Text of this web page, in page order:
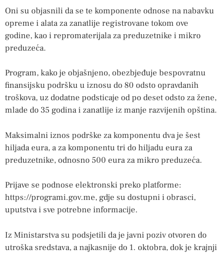
Oni su objasnili da se te komponente odnose na nabavku
opreme i alata za zanatlije registrovane tokom ove
godine, kao i repromaterijala za preduzetnike i mikro
preduzeća.
Program, kako je objašnjeno, obezbjeđuje bespovratnu
finansijsku podršku u iznosu do 80 odsto opravdanih
troškova, uz dodatne podsticaje od po deset odsto za žene,
mlade do 35 godina i zanatlije iz manje razvijenih opština.
Maksimalni iznos podrške za komponentu dva je šest
hiljada eura, a za komponentu tri do hiljadu eura za
preduzetnike, odnosno 500 eura za mikro preduzeća.
Prijave se podnose elektronski preko platforme:
https://programi.gov.me, gdje su dostupni i obrasci,
uputstva i sve potrebne informacije.
Iz Ministarstva su podsjetili da je javni poziv otvoren do
utroška sredstava, a najkasnije do 1. oktobra, dok je krajnji